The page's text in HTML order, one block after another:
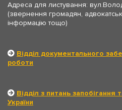
Адреса для листування:
(звернення громадян,
інформацію тощо)
Відділ документального
роботи
Відділ з питань
України